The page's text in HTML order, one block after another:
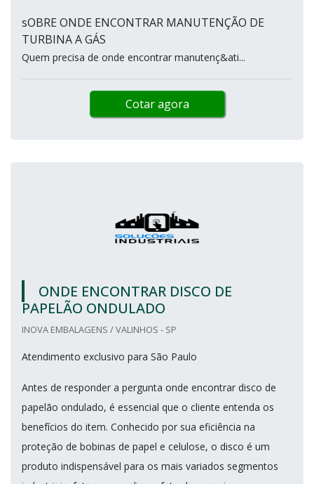
sOBRE ONDE ENCONTRAR MANUTENÇÃO DE
TURBINA A GÁS
Quem precisa de onde encontrar manutenç&ati...
Cotar agora
ONDE ENCONTRAR DISCO DE
PAPELÃO ONDULADO
INOVA EMBALAGENS / VALINHOS - SP
Atendimento exclusivo para São Paulo
Antes de responder a pergunta onde encontrar disco de
papelão ondulado, é essencial que o cliente entenda os
benefícios do item. Conhecido por sua eficiência na
proteção de bobinas de papel e celulose, o disco é um
produto indispensável para os mais variados segmentos